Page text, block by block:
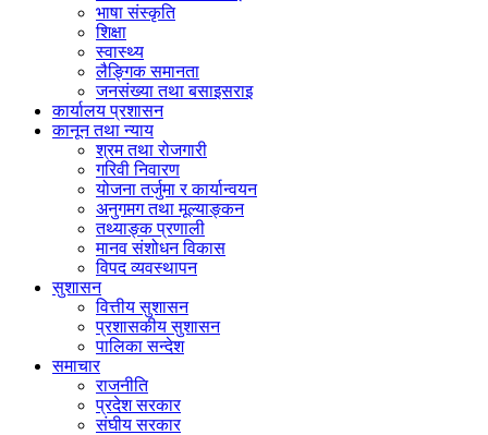
भाषा संस्कृति
शिक्षा
स्वास्थ्य
लैङ्गिक समानता
जनसंख्या तथा बसाइसराइ
कार्यालय प्रशासन
कानून तथा न्याय
श्रम तथा रोजगारी
गरिवी निवारण
योजना तर्जुमा र कार्यान्वयन
अनुगमग तथा मूल्याङ्कन
तथ्याङ्क प्रणाली
मानव संशोधन विकास
विपद व्यवस्थापन
सुशासन
वित्तीय सुशासन
प्रशासकीय सुशासन
पालिका सन्देश
समाचार
राजनीति
प्रदेश सरकार
संघीय सरकार